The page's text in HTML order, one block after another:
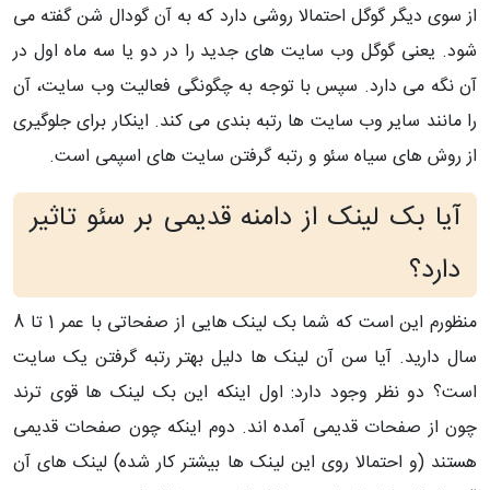
از سوی دیگر گوگل احتمالا روشی دارد که به آن گودال شن گفته می
شود. یعنی گوگل وب سایت های جدید را در دو یا سه ماه اول در
آن نگه می دارد. سپس با توجه به چگونگی فعالیت وب سایت، آن
را مانند سایر وب سایت ها رتبه بندی می کند. اینکار برای جلوگیری
از روش های سیاه سئو و رتبه گرفتن سایت های اسپمی است.
آیا بک لینک از دامنه قدیمی بر سئو تاثیر
دارد؟
منظورم این است که شما بک لینک هایی از صفحاتی با عمر 1 تا 8
سال دارید. آیا سن آن لینک ها دلیل بهتر رتبه گرفتن یک سایت
است؟ دو نظر وجود دارد: اول اینکه این بک لینک ها قوی ترند
چون از صفحات قدیمی آمده اند. دوم اینکه چون صفحات قدیمی
هستند (و احتمالا روی این لینک ها بیشتر کار شده) لینک های آن